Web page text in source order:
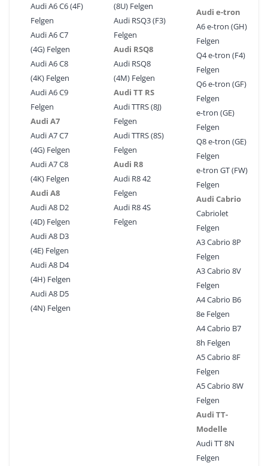
Audi A6 C6 (4F)
Felgen
Audi A6 C7
(4G) Felgen
Audi A6 C8
(4K) Felgen
Audi A6 C9
Felgen
Audi A7
Audi A7 C7
(4G) Felgen
Audi A7 C8
(4K) Felgen
Audi A8
Audi A8 D2
(4D) Felgen
Audi A8 D3
(4E) Felgen
Audi A8 D4
(4H) Felgen
Audi A8 D5
(4N) Felgen
(8U) Felgen
Audi RSQ3 (F3)
Felgen
Audi RSQ8
Audi RSQ8
(4M) Felgen
Audi TT RS
Audi TTRS (8J)
Felgen
Audi TTRS (8S)
Felgen
Audi R8
Audi R8 42
Felgen
Audi R8 4S
Felgen
Audi e-tron
A6 e-tron (GH)
Felgen
Q4 e-tron (F4)
Felgen
Q6 e-tron (GF)
Felgen
e-tron (GE)
Felgen
Q8 e-tron (GE)
Felgen
e-tron GT (FW)
Felgen
Audi Cabrio
Cabriolet
Felgen
A3 Cabrio 8P
Felgen
A3 Cabrio 8V
Felgen
A4 Cabrio B6
8e Felgen
A4 Cabrio B7
8h Felgen
A5 Cabrio 8F
Felgen
A5 Cabrio 8W
Felgen
Audi TT-
Modelle
Audi TT 8N
Felgen